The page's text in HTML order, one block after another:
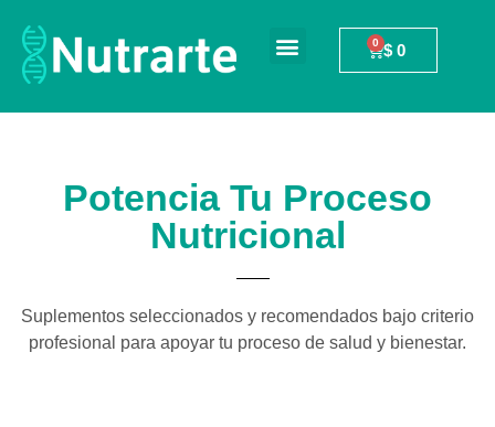
$0
Potencia Tu Proceso
Nutricional
Suplementos seleccionados y recomendados bajo criterio
profesional para apoyar tu proceso de salud y bienestar.